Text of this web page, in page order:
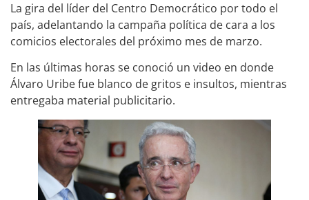
La gira del líder del Centro Democrático por todo el
país, adelantando la campaña política de cara a los
comicios electorales del próximo mes de marzo.
En las últimas horas se conoció un video en donde
Álvaro Uribe fue blanco de gritos e insultos, mientras
entregaba material publicitario.